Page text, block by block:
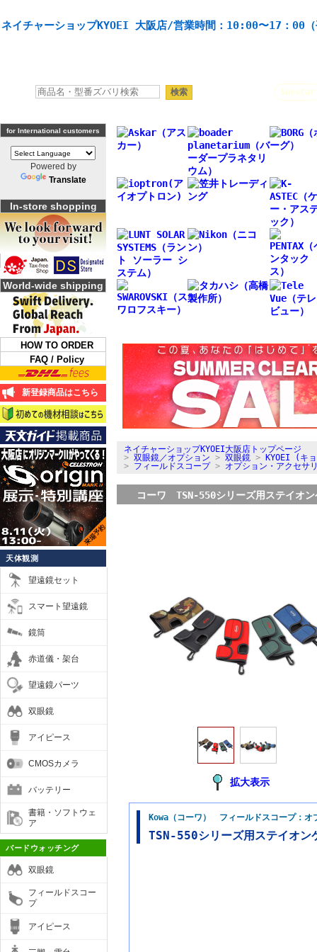
ネイチャーショップKYOEI 大阪店/営業時間：10:00〜17：00（
Seestar
for International customers
Powered by
Translate
In-store shopping
World-wide shipping
HOW TO ORDER
FAQ / Policy
新登録商品はこちら
天体観測
望遠鏡セット
スマート望遠鏡
鏡筒
赤道儀・架台
望遠鏡パーツ
双眼鏡
アイピース
CMOSカメラ
バッテリー
書籍・ソフトウェ
ア
バードウォッチング
双眼鏡
フィールドスコー
プ
アイピース
ネイチャーショップKYOEI大阪店トップページ
> 双眼鏡／オプション > 双眼鏡 >
KYOEI (キ
> フィールドスコープ> オプション・アクセサ
コーワ TSN-550シリーズ用ステイオン
拡大表示
Kowa（コーワ） フィールドスコープ：オ
TSN-550シリーズ用ステイオン